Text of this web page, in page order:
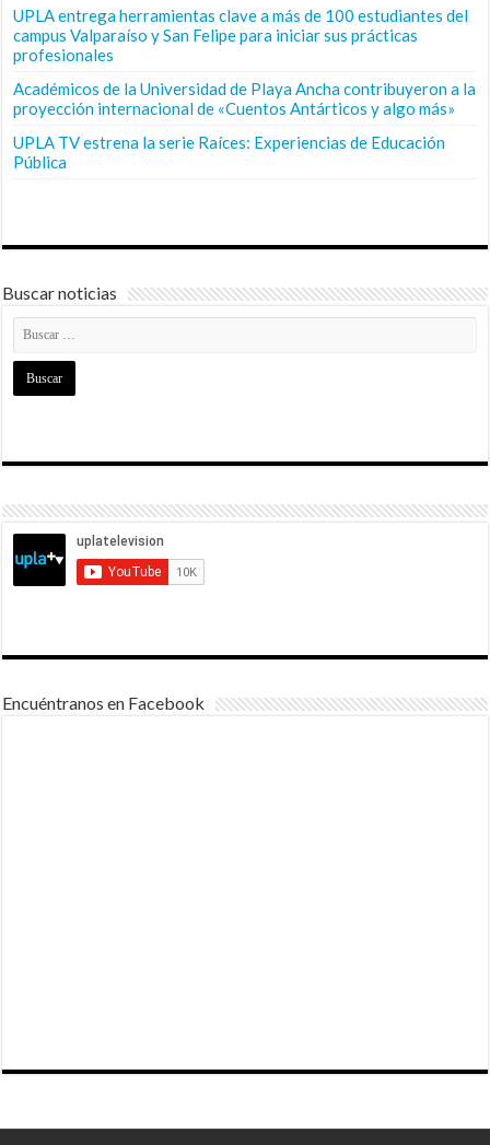
UPLA entrega herramientas clave a más de 100 estudiantes del
campus Valparaíso y San Felipe para iniciar sus prácticas
profesionales
Académicos de la Universidad de Playa Ancha contribuyeron a la
proyección internacional de «Cuentos Antárticos y algo más»
UPLA TV estrena la serie Raíces: Experiencias de Educación
Pública
Buscar noticias
Encuéntranos en Facebook